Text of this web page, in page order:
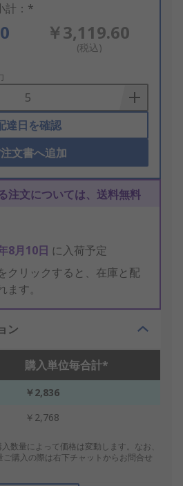
計：*
￥3,119.60
(税込)
達日を確認
注文書へ追加
注文については、送料無料
8月10日 に入荷予定
クリックすると、在庫と配
す。
ン
購入単位毎合計*
￥2,836
￥2,768
数量によって価格は変動します。なお、
購入の際は右下チャットからお問合せ